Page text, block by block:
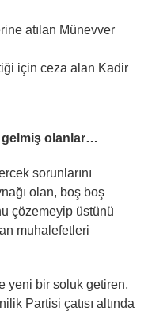
atılan Münevver
için ceza alan Kadir
gelmiş olanlar…
sorunlarını
olan, boş boş
çözemeyip üstünü
muhalefetleri
yeni bir soluk getiren,
Partisi çatısı altında